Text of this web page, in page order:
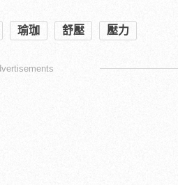
瑜珈 舒壓 壓力